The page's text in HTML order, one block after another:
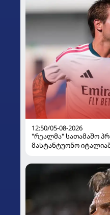
12:50/05-08-2026
"რეალმა" სათამაშო
მასტანტუონო